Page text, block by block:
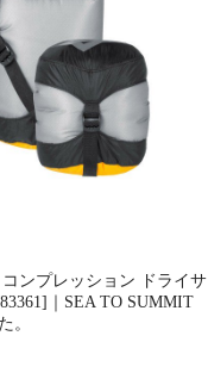
ンプレッション ドライサ
｜SEA TO SUMMIT
。